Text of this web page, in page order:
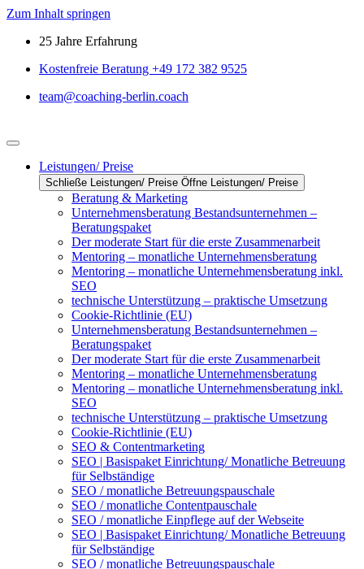
Zum Inhalt springen
25 Jahre Erfahrung
Kostenfreie Beratung +49 172 382 9525
team@coaching-berlin.coach
Leistungen/ Preise
Schließe Leistungen/ Preise Öffne Leistungen/ Preise
Beratung & Marketing
Unternehmensberatung Bestandsunternehmen –
Beratungspaket
Der moderate Start für die erste Zusammenarbeit
Mentoring – monatliche Unternehmensberatung
Mentoring – monatliche Unternehmensberatung inkl.
SEO
technische Unterstützung – praktische Umsetzung
Cookie-Richtlinie (EU)
Unternehmensberatung Bestandsunternehmen –
Beratungspaket
Der moderate Start für die erste Zusammenarbeit
Mentoring – monatliche Unternehmensberatung
Mentoring – monatliche Unternehmensberatung inkl.
SEO
technische Unterstützung – praktische Umsetzung
Cookie-Richtlinie (EU)
SEO & Contentmarketing
SEO | Basispaket Einrichtung/ Monatliche Betreuung
für Selbständige
SEO / monatliche Betreuungspauschale
SEO / monatliche Contentpauschale
SEO / monatliche Einpflege auf der Webseite
SEO | Basispaket Einrichtung/ Monatliche Betreuung
für Selbständige
SEO / monatliche Betreuungspauschale